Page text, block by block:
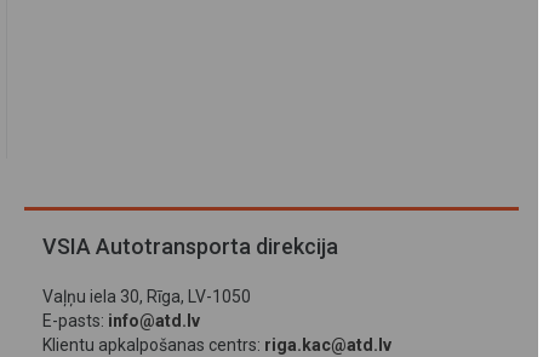
VSIA Autotransporta direkcija
Vaļņu iela 30, Rīga, LV-1050
E-pasts: info@atd.lv
Klientu apkalpošanas centrs: riga.kac@atd.lv